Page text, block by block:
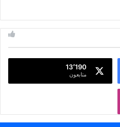
13٬190
متابعون